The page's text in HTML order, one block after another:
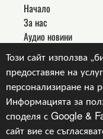
Този сайт използва
предоставяне на
персонализиране на
Информацията за
споделя с Google &
сайт вие се
Начало
За нас
Аудио новини
Връзки
Контакти
Copyright ©